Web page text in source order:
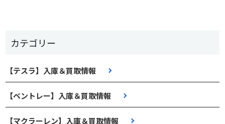
カテゴリー
【テスラ】入庫＆買取情報
【ベントレー】入庫＆買取情報
【マクラーレン】入庫＆買取情報